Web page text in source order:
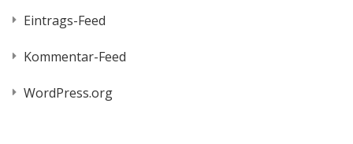
Eintrags-Feed
Kommentar-Feed
WordPress.org